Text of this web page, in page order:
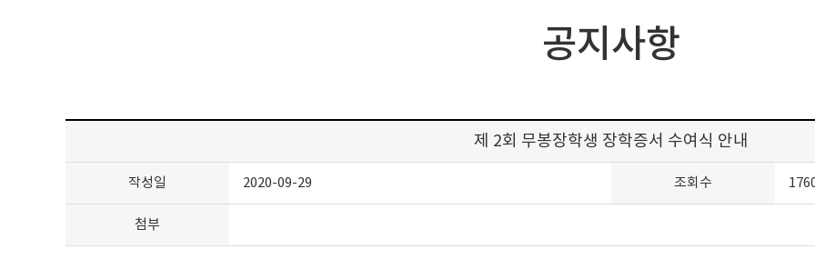
공지사항
제 2회 무봉장학생 장학증서 수여식 안내
작성일 2020-09-29 조회수
첨부